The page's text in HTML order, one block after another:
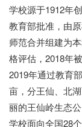
学校源于1912年
教育部批准，由
师范合并组建为
格评估，2018年
2019年通过教育
亩，分王仙、北
丽的王仙岭生态公
学校面向全国28